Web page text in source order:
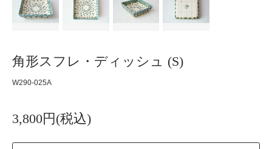
角形スフレ・ディッシュ (S)
W290-025A
3,800円(税込)